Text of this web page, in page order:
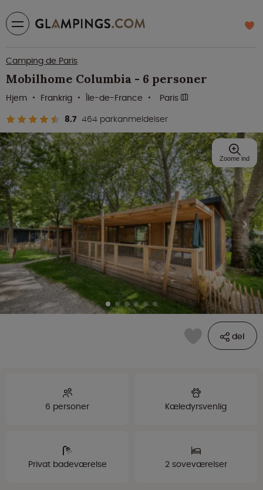
Camping de Paris
Mobilhome Columbia - 6 personer
8.7 464 parkanmeldelser
Hjem Frankrig Île-de-France Paris
del
Zoome ind
6 personer Kæledyrsvenlig
Privat badeværelse 2 soveværelser